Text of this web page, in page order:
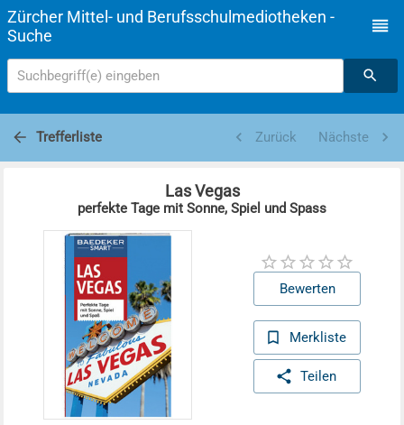
Zürcher Mittel- und Berufsschulmediotheken -
Suche
Suchbegriff(e) eingeben
Trefferliste Zurück Nächste
Las Vegas
perfekte Tage mit Sonne, Spiel und Spass
Bewerten
Merkliste
Teilen